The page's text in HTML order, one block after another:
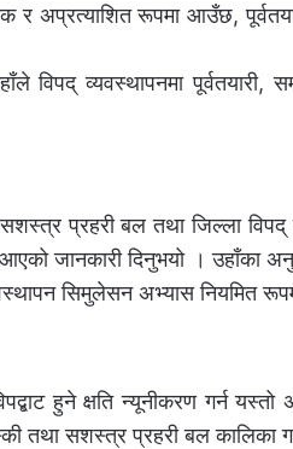
रूपमा आउँछ,
विपद् व्यवस्थापनमा
प्रहरी बल तथा जिल्ला
जानकारी दिनुभयो । उहाँका
सिमुलेसन अभ्यास नियमित
हुने क्षति न्यूनीकरण गर्न
तथा सशस्त्र प्रहरी बल कालिका